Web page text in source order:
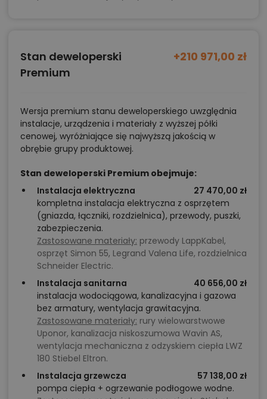
Stan deweloperski
Premium
+210 971,00 zł
Wersja premium stanu deweloperskiego uwzględnia
instalacje, urządzenia i materiały z wyższej półki
cenowej, wyróżniające się najwyższą jakością w
obrębie grupy produktowej.
Stan deweloperski Premium obejmuje:
Instalacja elektryczna
27 470,00 zł
kompletna instalacja elektryczna z osprzętem
(gniazda, łączniki, rozdzielnica), przewody, puszki,
zabezpieczenia.
Zastosowane materiały: przewody LappKabel,
osprzęt Simon 55, Legrand Valena Life, rozdzielnica
Schneider Electric.
Instalacja sanitarna
40 656,00 zł
instalacja wodociągowa, kanalizacyjna i gazowa
bez armatury, wentylacja grawitacyjna.
Zastosowane materiały: rury wielowarstwowe
Uponor, kanalizacja niskoszumowa Wavin AS,
wentylacja mechaniczna z odzyskiem ciepła LWZ
180 Stiebel Eltron.
Instalacja grzewcza
57 138,00 zł
pompa ciepła + ogrzewanie podłogowe wodne.